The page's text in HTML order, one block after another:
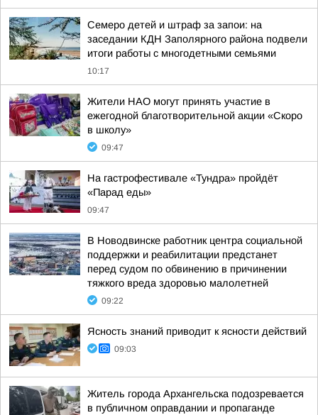
Семеро детей и штраф за запои: на
заседании КДН Заполярного района подвели
итоги работы с многодетными семьями
10:17
Жители НАО могут принять участие в
ежегодной благотворительной акции «Скоро
в школу»
09:47
На гастрофестивале «Тундра» пройдёт
«Парад еды»
09:47
В Новодвинске работник центра социальной
поддержки и реабилитации предстанет
перед судом по обвинению в причинении
тяжкого вреда здоровью малолетней
09:22
Ясность знаний приводит к ясности действий
09:03
Житель города Архангельска подозревается
в публичном оправдании и пропаганде